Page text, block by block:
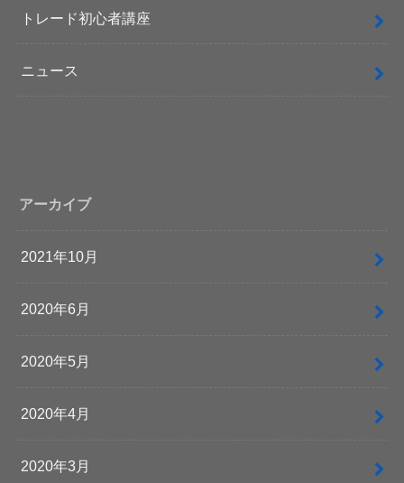
トレード初心者講座
ニュース
アーカイブ
2021年10月
2020年6月
2020年5月
2020年4月
2020年3月